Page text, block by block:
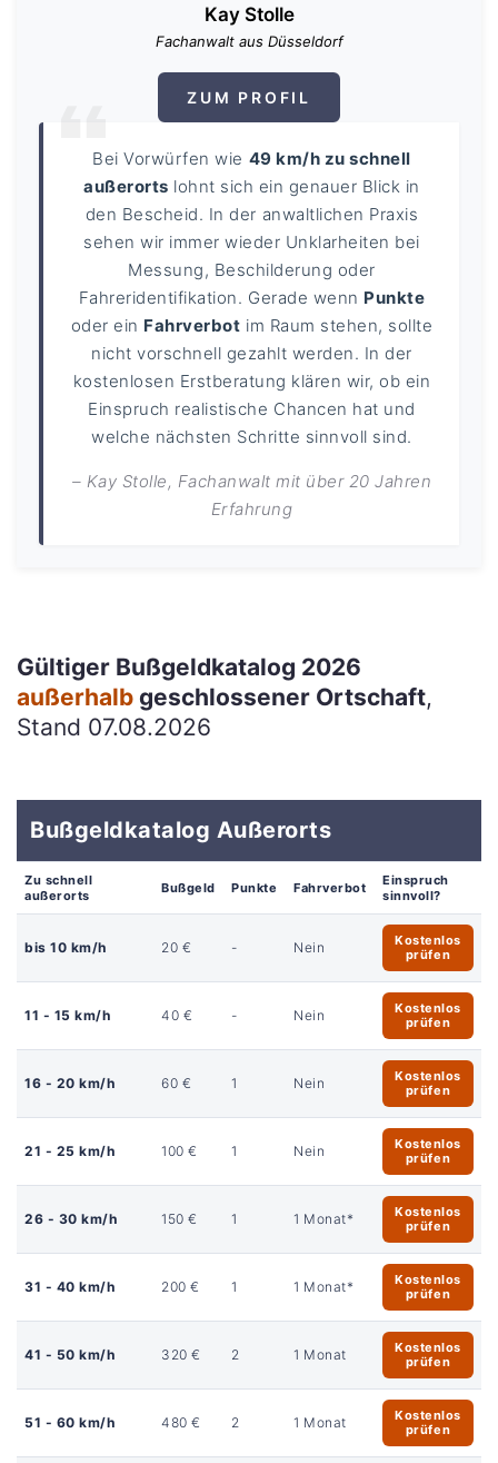
Kay Stolle
Fachanwalt aus Düsseldorf
ZUM PROFIL
Bei Vorwürfen wie 49 km/h zu schnell
außerorts lohnt sich ein genauer Blick in
den Bescheid. In der anwaltlichen Praxis
sehen wir immer wieder Unklarheiten bei
Messung, Beschilderung oder
Fahreridentifikation. Gerade wenn Punkte
oder ein Fahrverbot im Raum stehen, sollte
nicht vorschnell gezahlt werden. In der
kostenlosen Erstberatung klären wir, ob ein
Einspruch realistische Chancen hat und
welche nächsten Schritte sinnvoll sind.
– Kay Stolle, Fachanwalt mit über 20 Jahren
Erfahrung
Gültiger Bußgeldkatalog 2026
außerhalb geschlossener Ortschaft,
Stand 07.08.2026
Bußgeldkatalog Außerorts
Zu schnell
außerorts
Bußgeld Punkte Fahrverbot
Einspruch
sinnvoll?
bis 10 km/h 20 € - Nein
Kostenlos
prüfen
11 - 15 km/h 40 € - Nein
Kostenlos
prüfen
16 - 20 km/h 60 € 1 Nein
Kostenlos
prüfen
21 - 25 km/h 100 € 1 Nein
Kostenlos
prüfen
26 - 30 km/h 150 € 1 1 Monat*
Kostenlos
prüfen
31 - 40 km/h 200 € 1 1 Monat*
Kostenlos
prüfen
41 - 50 km/h 320 € 2 1 Monat
Kostenlos
prüfen
51 - 60 km/h 480 € 2 1 Monat
Kostenlos
prüfen